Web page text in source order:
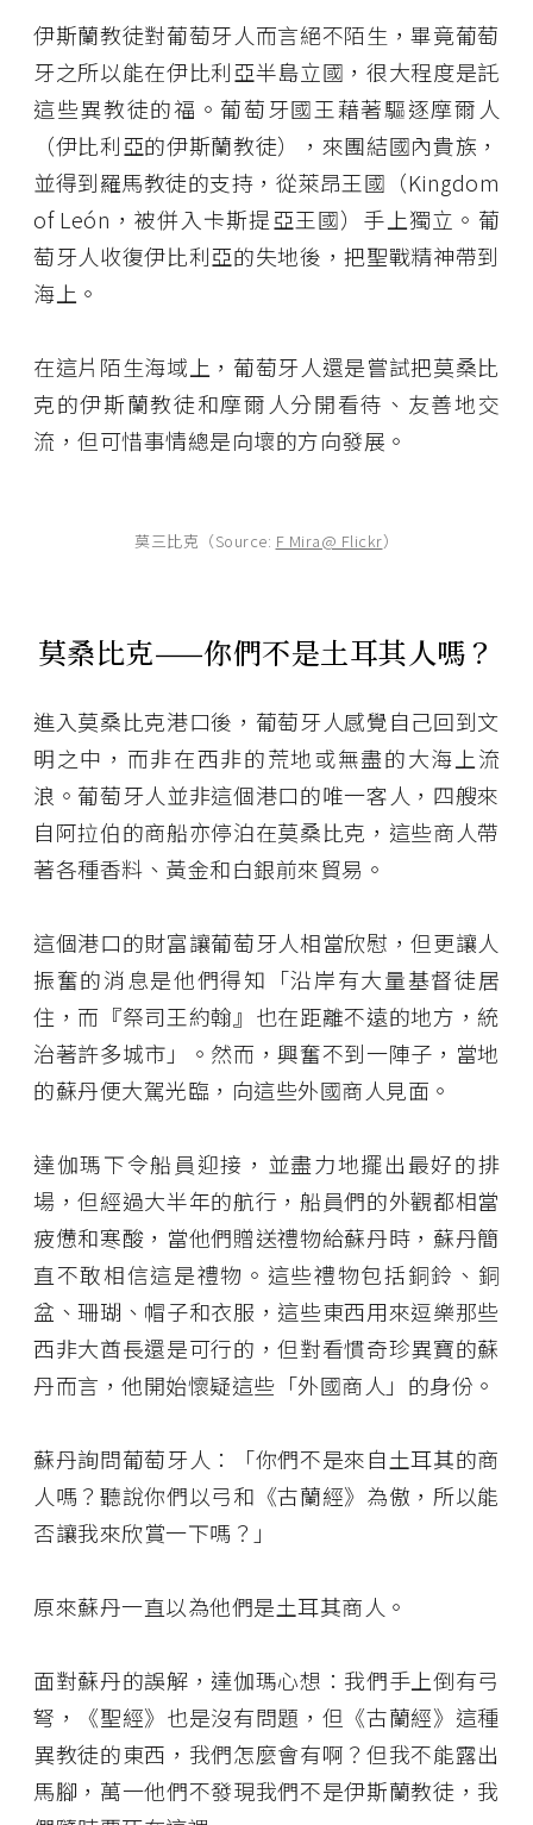
伊斯蘭教徒對葡萄牙人而言絕不陌生，畢竟葡萄
牙之所以能在伊比利亞半島立國，很大程度是託
這些異教徒的福。葡萄牙國王藉著驅逐摩爾人
（伊比利亞的伊斯蘭教徒），來團結國內貴族，
並得到羅馬教徒的支持，從萊昂王國（Kingdom
of León，被併入卡斯提亞王國）手上獨立。葡
萄牙人收復伊比利亞的失地後，把聖戰精神帶到
海上。
在這片陌生海域上，葡萄牙人還是嘗試把莫桑比
克的伊斯蘭教徒和摩爾人分開看待、友善地交
流，但可惜事情總是向壞的方向發展。
莫三比克（Source: F Mira@ Flickr）
莫桑比克——你們不是土耳其人嗎？
進入莫桑比克港口後，葡萄牙人感覺自己回到文
明之中，而非在西非的荒地或無盡的大海上流
浪。葡萄牙人並非這個港口的唯一客人，四艘來
自阿拉伯的商船亦停泊在莫桑比克，這些商人帶
著各種香料、黃金和白銀前來貿易。
這個港口的財富讓葡萄牙人相當欣慰，但更讓人
振奮的消息是他們得知「沿岸有大量基督徒居
住，而『祭司王約翰』也在距離不遠的地方，統
治著許多城市」。然而，興奮不到一陣子，當地
的蘇丹便大駕光臨，向這些外國商人見面。
達伽瑪下令船員迎接，並盡力地擺出最好的排
場，但經過大半年的航行，船員們的外觀都相當
疲憊和寒酸，當他們贈送禮物給蘇丹時，蘇丹簡
直不敢相信這是禮物。這些禮物包括銅鈴、銅
盆、珊瑚、帽子和衣服，這些東西用來逗樂那些
西非大酋長還是可行的，但對看慣奇珍異寶的蘇
丹而言，他開始懷疑這些「外國商人」的身份。
蘇丹詢問葡萄牙人：「你們不是來自土耳其的商
人嗎？聽說你們以弓和《古蘭經》為傲，所以能
否讓我來欣賞一下嗎？」
原來蘇丹一直以為他們是土耳其商人。
面對蘇丹的誤解，達伽瑪心想：我們手上倒有弓
弩，《聖經》也是沒有問題，但《古蘭經》這種
異教徒的東西，我們怎麼會有啊？但我不能露出
馬腳，萬一他們不發現我們不是伊斯蘭教徒，我